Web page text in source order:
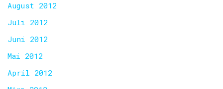
August 2012
Juli 2012
Juni 2012
Mai 2012
April 2012